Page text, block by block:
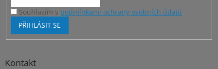
Souhlasím s podmínkami ochrany osobních údajů
PŘIHLÁSIT SE
Kontakt